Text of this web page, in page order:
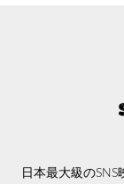
日本最大級の